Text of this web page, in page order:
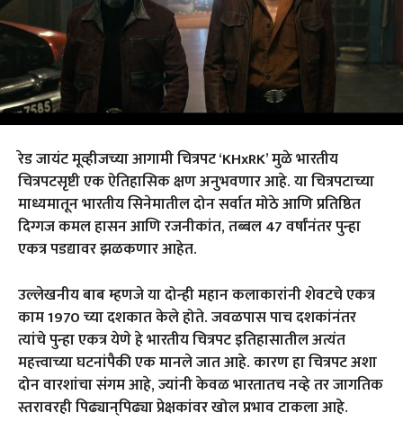
रेड जायंट मूव्हीजच्या आगामी चित्रपट ‘KHxRK’ मुळे भारतीय
चित्रपटसृष्टी एक ऐतिहासिक क्षण अनुभवणार आहे. या चित्रपटाच्या
माध्यमातून भारतीय सिनेमातील दोन सर्वात मोठे आणि प्रतिष्ठित
दिग्गज कमल हासन आणि रजनीकांत, तब्बल 47 वर्षांनंतर पुन्हा
एकत्र पडद्यावर झळकणार आहेत.
उल्लेखनीय बाब म्हणजे या दोन्ही महान कलाकारांनी शेवटचे एकत्र
काम 1970 च्या दशकात केले होते. जवळपास पाच दशकांनंतर
त्यांचे पुन्हा एकत्र येणे हे भारतीय चित्रपट इतिहासातील अत्यंत
महत्त्वाच्या घटनांपैकी एक मानले जात आहे. कारण हा चित्रपट अशा
दोन वारशांचा संगम आहे, ज्यांनी केवळ भारतातच नव्हे तर जागतिक
स्तरावरही पिढ्यान्‌पिढ्या प्रेक्षकांवर खोल प्रभाव टाकला आहे.